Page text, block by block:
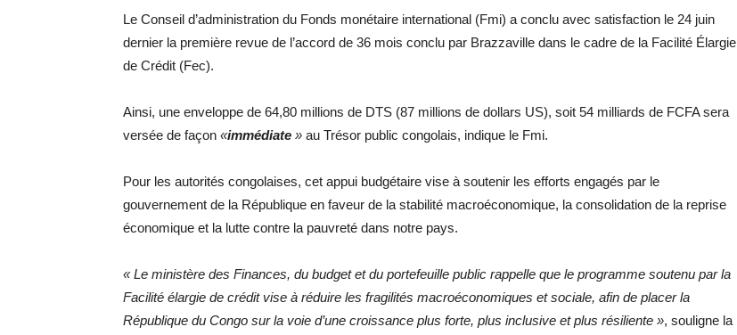
Le Conseil d’administration du Fonds monétaire international (Fmi) a conclu avec satisfaction le 24 juin
dernier la première revue de l’accord de 36 mois conclu par Brazzaville dans le cadre de la Facilité Élargie
de Crédit (Fec).
Ainsi, une enveloppe de 64,80 millions de DTS (87 millions de dollars US), soit 54 milliards de FCFA sera
versée de façon «immédiate » au Trésor public congolais, indique le Fmi.
Pour les autorités congolaises, cet appui budgétaire vise à soutenir les efforts engagés par le
gouvernement de la République en faveur de la stabilité macroéconomique, la consolidation de la reprise
économique et la lutte contre la pauvreté dans notre pays.
« Le ministère des Finances, du budget et du portefeuille public rappelle que le programme soutenu par la
Facilité élargie de crédit vise à réduire les fragilités macroéconomiques et sociale, afin de placer la
République du Congo sur la voie d’une croissance plus forte, plus inclusive et plus résiliente », souligne la